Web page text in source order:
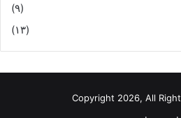
(۹)
(۱۳)